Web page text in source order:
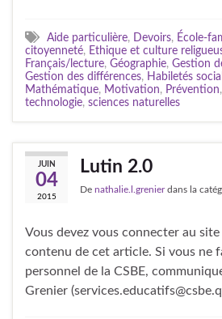
Aide particulière, Devoirs, École-
citoyenneté, Ethique et culture
Français/lecture, Géographie, Gestion
Gestion des différences, Habiletés
Mathématique, Motivation, Prévention,
technologie, sciences naturelles
JUIN
04
2015
Lutin 2.0
De nathalie.l.grenierdans la
Vous devez vous connecter au
contenu de cet article. Si vous ne
personnel de la CSBE,
Grenier